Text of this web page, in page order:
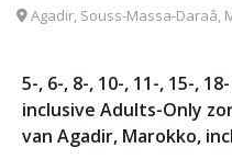
Agadir, Souss-Massa-Daraâ,
5-, 6-, 8-, 10-, 11-, 15-,
inclusive Adults-Only
van Agadir, Marokko,